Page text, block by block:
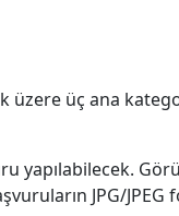
üzere üç ana
yapılabilecek.
JPG/JPEG